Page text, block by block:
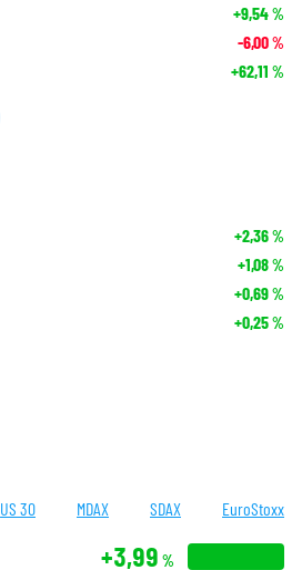
+9,54%
-6,00%
+62,11 %
+2,36%
+1,08%
+0,69%
+0,25%
US 30 MDAX SDAX EuroStoxx
+3,99 %